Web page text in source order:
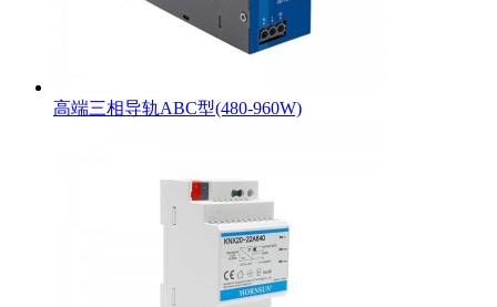
高端三相导轨ABC型(480-960W)